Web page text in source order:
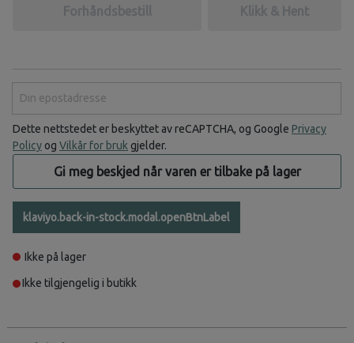
Forhåndsbestill Klikk & Hent
Dette nettstedet er beskyttet av reCAPTCHA, og Google Privacy
Policy og Vilkår for bruk gjelder.
Gi meg beskjed når varen er tilbake på lager
klaviyo.back-in-stock.modal.openBtnLabel
Ikke på lager
Ikke tilgjengelig i butikk